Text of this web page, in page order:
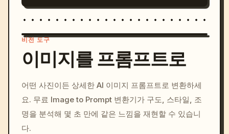
c, cyberpunk sunset, neon
colors, 8k --v 6.0
비전 도구
이미지를 프롬프트로
어떤 사진이든 상세한 AI 이미지 프롬프트로 변환하세
요. 무료 Image to Prompt 변환기가 구도, 스타일, 조
명을 분석해 몇 초 만에 같은 느낌을 재현할 수 있습니
다.